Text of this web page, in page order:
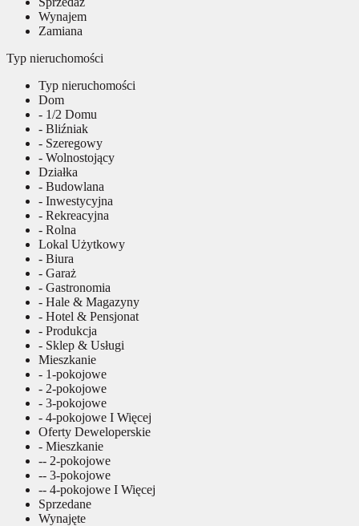
Wynajem
Zamiana
Typ nieruchomości
Typ nieruchomości
Dom
- 1/2 Domu
- Bliźniak
- Szeregowy
- Wolnostojący
Działka
- Budowlana
- Inwestycyjna
- Rekreacyjna
- Rolna
Lokal Użytkowy
- Biura
- Garaż
- Gastronomia
- Hale & Magazyny
- Hotel & Pensjonat
- Produkcja
- Sklep & Usługi
Mieszkanie
- 1-pokojowe
- 2-pokojowe
- 3-pokojowe
- 4-pokojowe I Więcej
Oferty Deweloperskie
- Mieszkanie
-- 2-pokojowe
-- 3-pokojowe
-- 4-pokojowe I Więcej
Sprzedane
Wynajęte